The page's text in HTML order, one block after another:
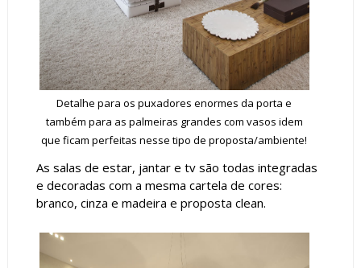
Detalhe para os puxadores enormes da porta e
também para as palmeiras grandes com vasos idem
que ficam perfeitas nesse tipo de proposta/ambiente!
As salas de estar, jantar e tv são todas integradas
e decoradas com a mesma cartela de cores:
branco, cinza e madeira e proposta clean.